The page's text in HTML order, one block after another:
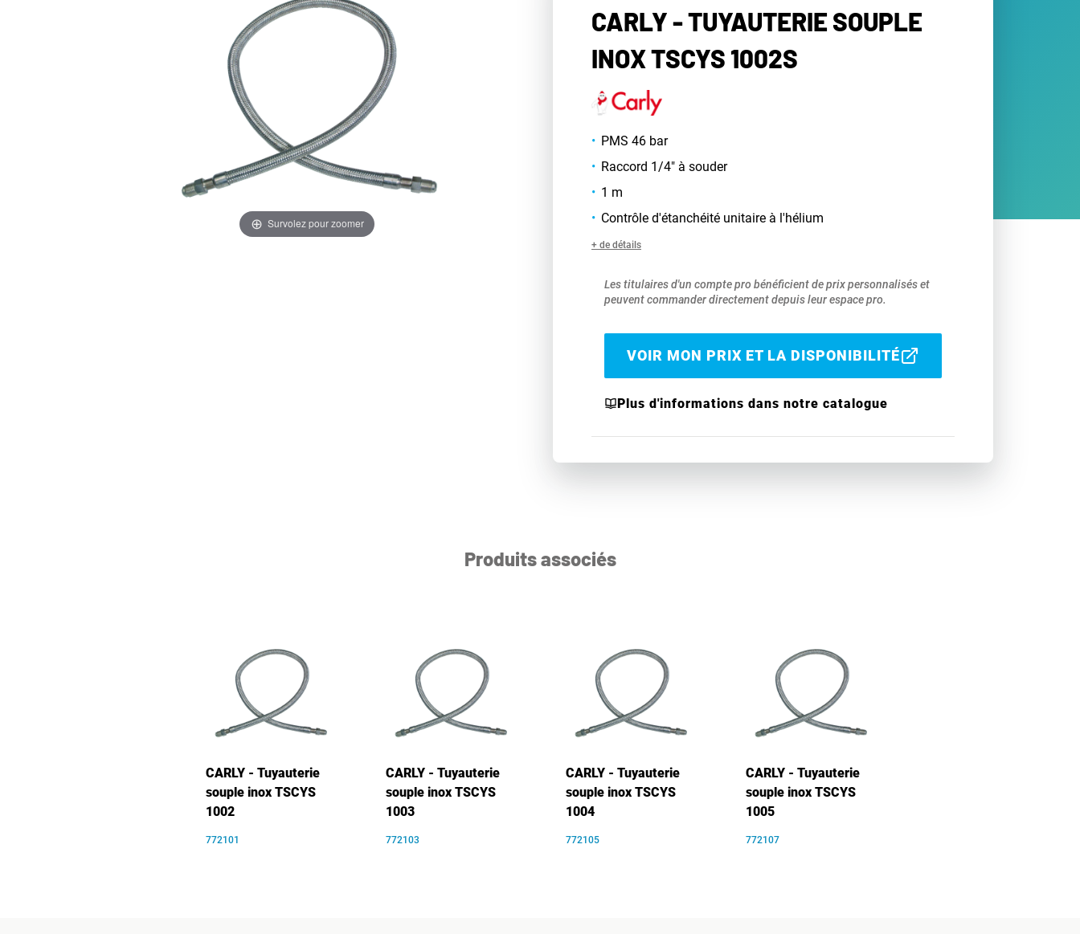
Survolez pour zoomer
CARLY - TUYAUTERIE SOUPLE
INOX TSCYS 1002S
PMS 46 bar
Raccord 1/4" à souder
1 m
Contrôle d'étanchéité unitaire à l'hélium
+ de détails
Les titulaires d'un compte pro bénéficient de prix personnalisés et
peuvent commander directement depuis leur espace pro.
VOIR MON PRIX ET LA DISPONIBILITÉ
Plus d'informations dans notre catalogue
Produits associés
CARLY - Tuyauterie
souple inox TSCYS
1002
772101
CARLY - Tuyauterie
souple inox TSCYS
1003
772103
CARLY - Tuyauterie
souple inox TSCYS
1004
772105
CARLY - Tuyauterie
souple inox TSCYS
1005
772107